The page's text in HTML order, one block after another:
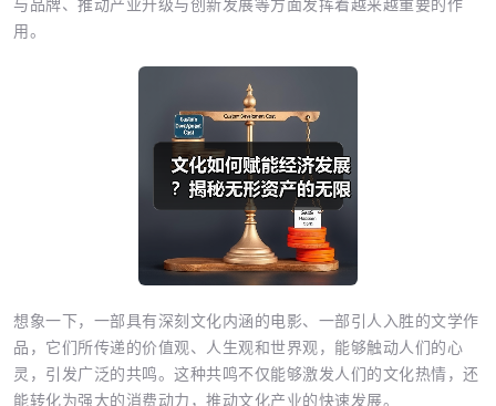
与品牌、推动产业升级与创新发展等方面发挥着越来越重要的作
用。
想象一下，一部具有深刻文化内涵的电影、一部引人入胜的文学作
品，它们所传递的价值观、人生观和世界观，能够触动人们的心
灵，引发广泛的共鸣。这种共鸣不仅能够激发人们的文化热情，还
能转化为强大的消费动力，推动文化产业的快速发展。